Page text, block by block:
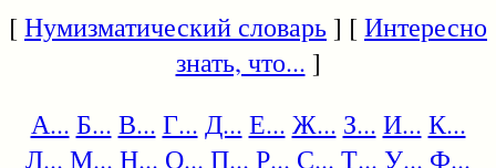
[Нумизматический словарь] [Интересно
знать, что... ]
А... Б... В... Г... Д... Е... Ж... З... И... К...
Л... М... Н... О... П... Р... С... Т... У... Ф...